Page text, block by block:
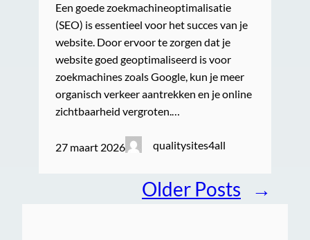
Een goede zoekmachineoptimalisatie
(SEO) is essentieel voor het succes van je
website. Door ervoor te zorgen dat je
website goed geoptimaliseerd is voor
zoekmachines zoals Google, kun je meer
organisch verkeer aantrekken en je online
zichtbaarheid vergroten.…
27 maart 2026 qualitysites4all
Older Posts →